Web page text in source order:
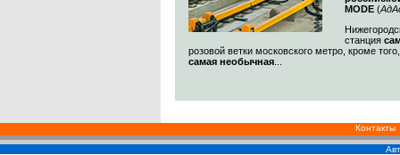
MODE (
станция
розовой ветки московского метро, кроме
самая необычная
Контакты